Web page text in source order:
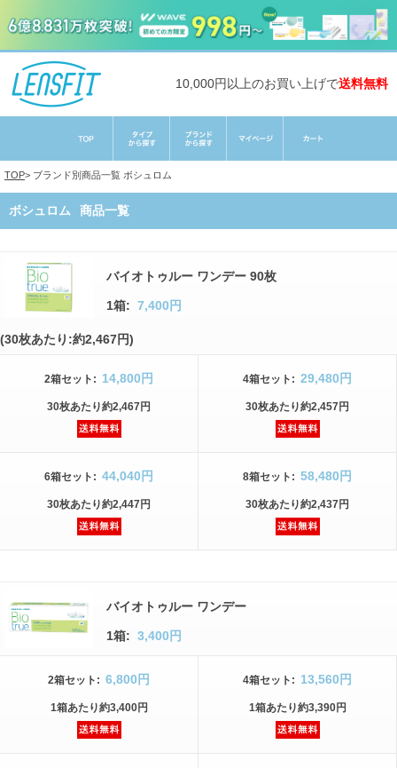
10,000円以上のお買い上げで送料無料
TOP> ブランド別商品一覧 ボシュロム
ボシュロム 商品一覧
バイオトゥルー ワンデー 90枚
1箱: 7,400円
(30枚あたり:約2,467円)
2箱セット : 14,800円
30枚あたり約2,467円
4箱セット : 29,480円
30枚あたり約2,457円
6箱セット : 44,040円
30枚あたり約2,447円
8箱セット : 58,480円
30枚あたり約2,437円
バイオトゥルー ワンデー
1箱: 3,400円
2箱セット : 6,800円
1箱あたり約3,400円
4箱セット : 13,560円
1箱あたり約3,390円